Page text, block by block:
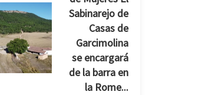
Sabinarejo de
Casas de
Garcimolina
se encargará
de la barra en
la Rome...